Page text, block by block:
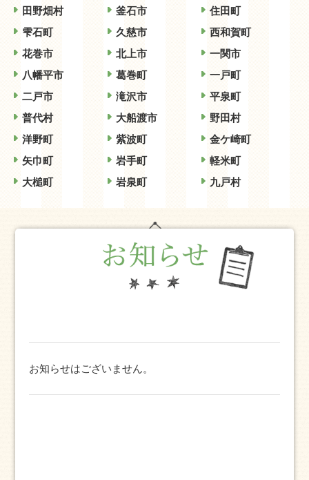
田野畑村 釜石市
住田町
雫石町
久慈市
西和賀町
花巻市
北上市
一関市
八幡平市
葛巻町
一戸町
二戸市
滝沢市
平泉町
普代村
大船渡市
野田村
洋野町
紫波町
金ケ崎町
矢巾町
岩手町
軽米町
大槌町
岩泉町 九戸村
お知らせはございません。